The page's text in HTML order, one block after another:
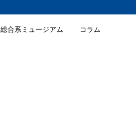
総合系ミュージアム コラム